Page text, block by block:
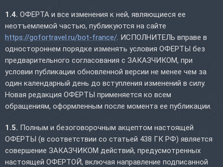
1.4. ОФЕРТА и все изменения к ней, являющиеся ее
неотъемлемой частью, публикуются на сайте
https://gofortravel.ru/bot-france/. ИСПОЛНИТЕЛЬ вправе в
одностороннем порядке изменять условия ОФЕРТЫ без
предварительного согласования с ЗАКАЗЧИКОМ, при
условии публикации обновленной версии не менее чем за
один календарный день до вступления изменений в силу.
Новая редакция ОФЕРТЫ применяется ко всем
обращениям, оформленным после момента ее публикации.
1.5. Полным и безоговорочным акцептом настоящей
ОФЕРТЫ (в соответствии со статьей 438 ГК РФ) является
совершение ЗАКАЗЧИКОМ действий, предусмотренных
настоящей ОФЕРТОЙ, включая направление подписанной